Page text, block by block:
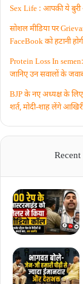
Sex Life : आपकी ये
सोशल मीडिया पर
FaceBook को हटानी
Protein Loss In
जानिए उन सवालों के
BJP के नए अध्यक्ष के लिए
शर्त, मोदी-शाह लेंगे
Recent